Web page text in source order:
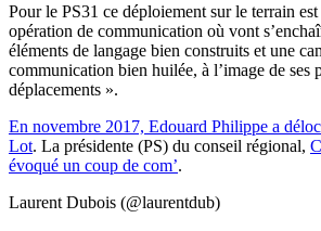
Pour le PS31 ce déploiement sur le terrain
opération de communication où vont
éléments de langage bien construits et une
communication bien huilée, à l’image de ses
déplacements ».
En novembre 2017, Edouard Philippe a
Lot. La présidente (PS) du conseil régional,
évoqué un coup de com’.
Laurent Dubois (@laurentdub)